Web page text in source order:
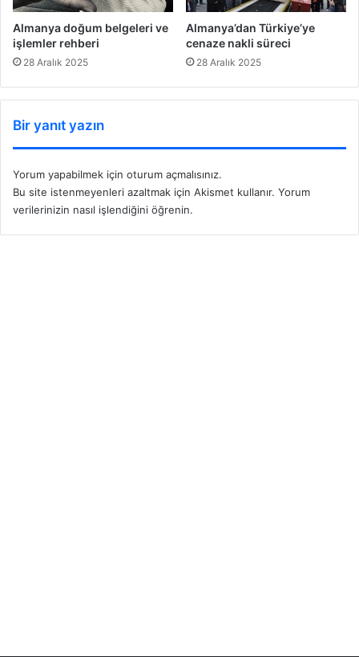
Almanya doğum belgeleri ve
işlemler rehberi
28 Aralık 2025
Almanya’dan Türkiye’ye
cenaze nakli süreci
28 Aralık 2025
Bir yanıt yazın
Yorum yapabilmek için oturum açmalısınız.
Bu site istenmeyenleri azaltmak için Akismet kullanır. Yorum
verilerinizin nasıl işlendiğini öğrenin.